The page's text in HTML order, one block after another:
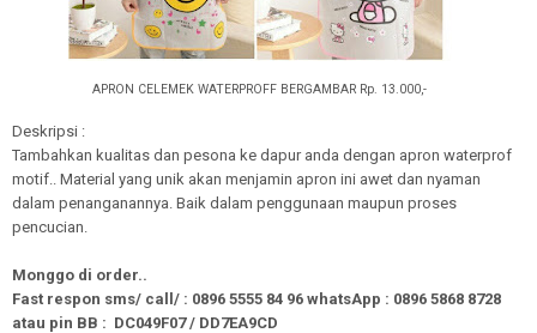
APRON CELEMEK WATERPROFF BERGAMBAR Rp. 13.000,-
Deskripsi :
Tambahkan kualitas dan pesona ke dapur anda dengan apron waterprof
motif .. Material yang unik akan menjamin apron ini awet dan nyaman
dalam penanganannya. Baik dalam penggunaan maupun proses
pencucian.
Monggo di order..
Fast respon sms/ call/ : 0896 5555 84 96 whatsApp : 0896 5868 8728
atau pin BB : DC049F07 / DD7EA9CD